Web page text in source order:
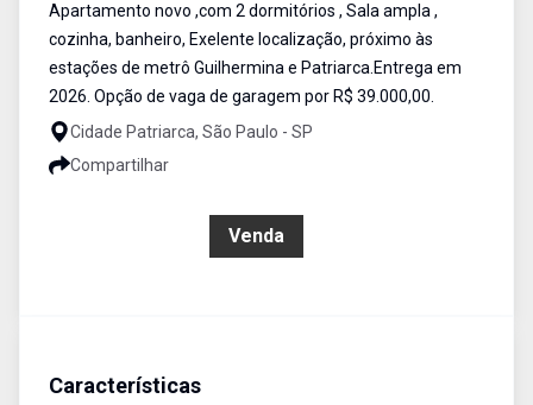
Apartamento novo ,com 2 dormitórios , Sala ampla ,
cozinha, banheiro, Exelente localização, próximo às
estações de metrô Guilhermina e Patriarca.Entrega em
2026. Opção de vaga de garagem por R$ 39.000,00.
Cidade Patriarca, São Paulo - SP
Compartilhar
Venda
Características